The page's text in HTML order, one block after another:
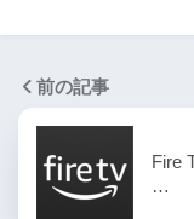
前の記事
Fire
…